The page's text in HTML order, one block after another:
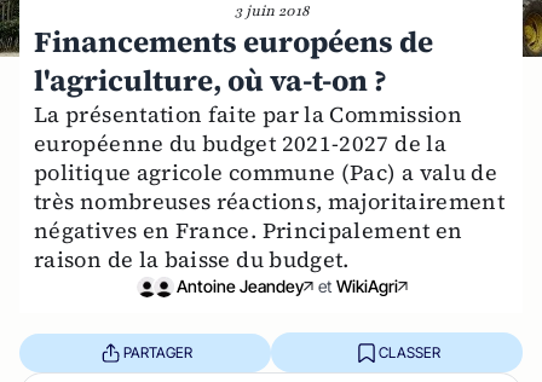
3 juin 2018
Financements européens de
l'agriculture, où va-t-on ?
La présentation faite par la Commission
européenne du budget 2021-2027 de la
politique agricole commune (Pac) a valu de
très nombreuses réactions, majoritairement
négatives en France. Principalement en
raison de la baisse du budget.
Antoine Jeandey et WikiAgri
PARTAGER CLASSER